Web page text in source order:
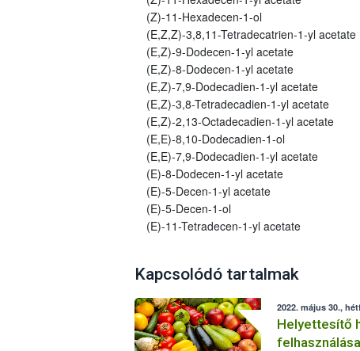
(Z)-11-Hexadecen-1-ol
(E,Z,Z)-3,8,11-Tetradecatrien-1-yl acetate
(E,Z)-9-Dodecen-1-yl acetate
(E,Z)-8-Dodecen-1-yl acetate
(E,Z)-7,9-Dodecadien-1-yl acetate
(E,Z)-3,8-Tetradecadien-1-yl acetate
(E,Z)-2,13-Octadecadien-1-yl acetate
(E,E)-8,10-Dodecadien-1-ol
(E,E)-7,9-Dodecadien-1-yl acetate
(E)-8-Dodecen-1-yl acetate
(E)-5-Decen-1-yl acetate
(E)-5-Decen-1-ol
(E)-11-Tetradecen-1-yl acetate
Kapcsolódó tartalmak
2022. május 30.,
Helyettesítő